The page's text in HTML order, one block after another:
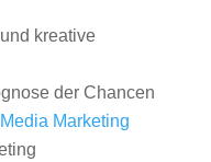
kreative
der Chancen
Marketing